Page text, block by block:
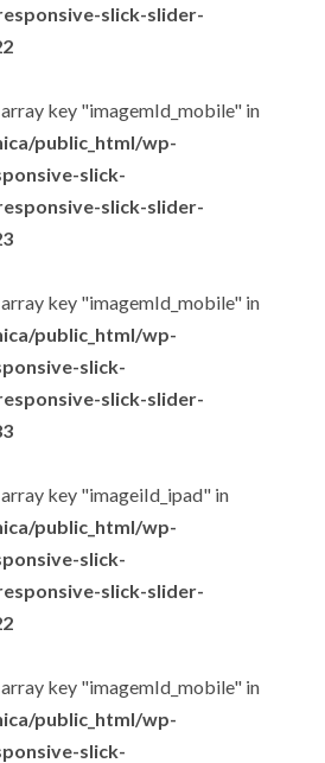
slick-slider-
key "imagemId_mobile" in
public_html/wp-
slick-
slick-slider-
key "imagemId_mobile" in
public_html/wp-
slick-
slick-slider-
key "imageiId_ipad" in
public_html/wp-
slick-
slick-slider-
key "imagemId_mobile" in
public_html/wp-
slick-